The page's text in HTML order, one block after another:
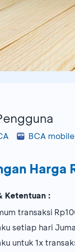
BCA mobile
Harga
Ketentuan :
transaksi
setiap hari
untuk 1x